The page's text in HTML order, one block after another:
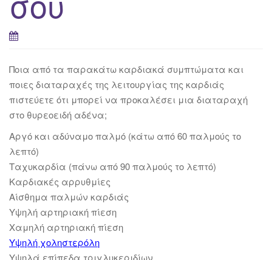
Ποια από τα παρακάτω καρδιακά συμπτώματα και
ποιες διαταραχές της λειτουργίας της καρδιάς
πιστεύετε ότι μπορεί να προκαλέσει μια διαταραχή
στο θυρεοειδή αδένα;
Αργό και αδύναμο παλμό (κάτω από 60 παλμούς το
λεπτό)
Ταχυκαρδία (πάνω από 90 παλμούς το λεπτό)
Καρδιακές αρρυθμίες
Αίσθημα παλμών καρδιάς
Υψηλή αρτηριακή πίεση
Χαμηλή αρτηριακή πίεση
Υψηλή χοληστερόλη
Υψηλά επίπεδα τριγλυκεριδίων